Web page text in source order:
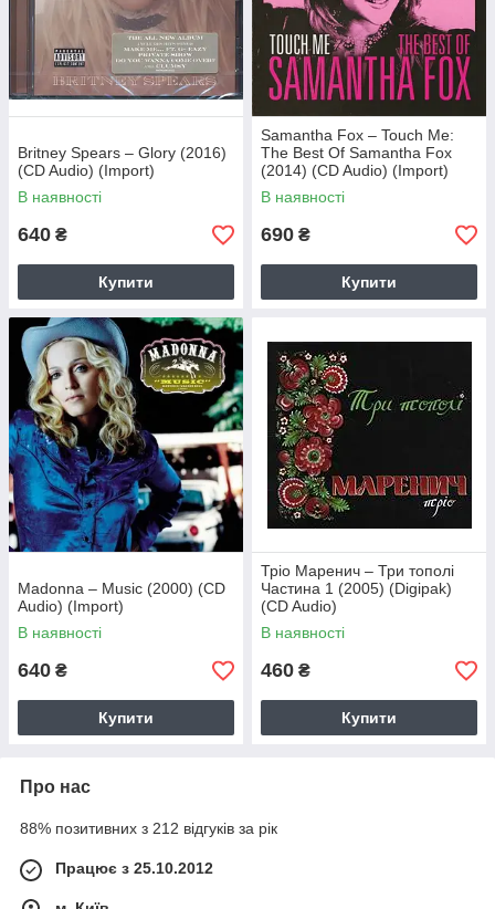
Britney Spears – Glory (2016)
(CD Audio) (Import)
В наявності
640 ₴
Купити
Samantha Fox – Touch Me:
The Best Of Samantha Fox
(2014) (CD Audio) (Import)
В наявності
690 ₴
Купити
Madonna – Music (2000) (CD
Audio) (Import)
В наявності
640 ₴
Купити
Тріо Маренич – Три тополі
Частина 1 (2005) (Digipak)
(CD Audio)
В наявності
460 ₴
Купити
Про нас
88% позитивних з 212 відгуків за рік
Працює з 25.10.2012